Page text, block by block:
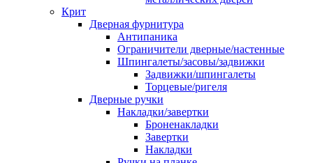
Крит
Дверная фурнитура
Антипаника
Ограничители дверные/настенные
Шпингалеты/засовы/задвижки
Задвижки/шпингалеты
Торцевые/ригеля
Дверные ручки
Накладки/завертки
Броненакладки
Завертки
Накладки